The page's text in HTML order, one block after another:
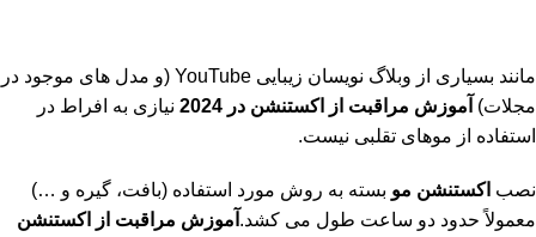
مانند بسیاری از وبلاگ نویسان زیبایی YouTube (و مدل های موجود در
مجلات) آموزش مراقبت از اکستنشن در 2024
نیازی به افراط در
استفاده از موهای تقلبی نیست.
نصب اکستنشن مو بسته به روش مورد استفاده (بافت، گیره و …)
معمولاً حدود دو ساعت طول می کشد. آموزش مراقبت از اکستنشن